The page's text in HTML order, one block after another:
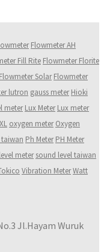
Flowmeter AH
Fill Rite Flowmeter Florite
Flowmeter Solar Flowmeter
lutron gauss meter Hioki
meter Lux Meter Lux meter
oxygen meter Oxygen
Ph Meter PH Meter
meter sound level taiwan
Vibration MeterWatt
Jl.Hayam Wuruk